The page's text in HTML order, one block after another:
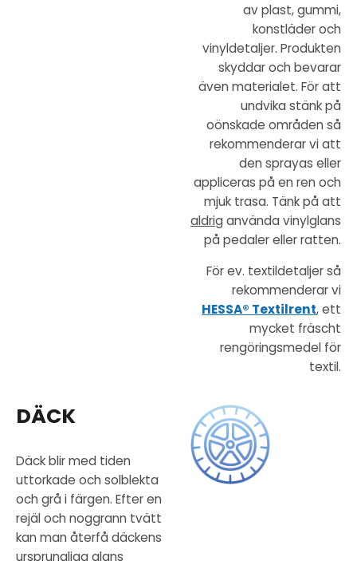
av plast, gummi,
konstläder och
vinyldetaljer. Produkten
skyddar och bevarar
även materialet. För att
undvika stänk på
oönskade områden så
rekommenderar vi att
den sprayas eller
appliceras på en ren och
mjuk trasa. Tänk på att
aldrig använda vinylglans
på pedaler eller ratten.
För ev. textildetaljer så
rekommenderar vi
HESSA® Textilrent, ett
mycket fräscht
rengöringsmedel för
textil.
DÄCK
Däck blir med tiden
uttorkade och solblekta
och grå i färgen. Efter en
rejäl och noggrann tvätt
kan man återfå däckens
ursprungliga glans